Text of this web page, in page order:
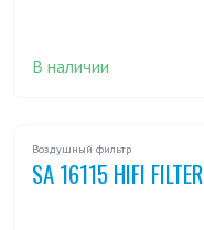
В наличии
Воздушный фильтр
SA 16115 HIFI FILTER